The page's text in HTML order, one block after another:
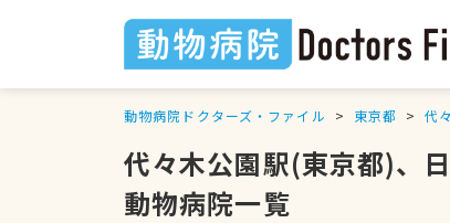
動物病院ドクターズ・ファイル 東京都 代
代々木公園駅(東京都)、
動物病院一覧